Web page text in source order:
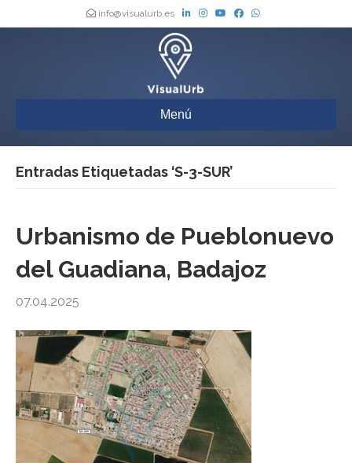
info@visualurb.es
Menú
Entradas Etiquetadas ‘S-3-SUR’
Urbanismo de Pueblonuevo
del Guadiana, Badajoz
07.04.2025